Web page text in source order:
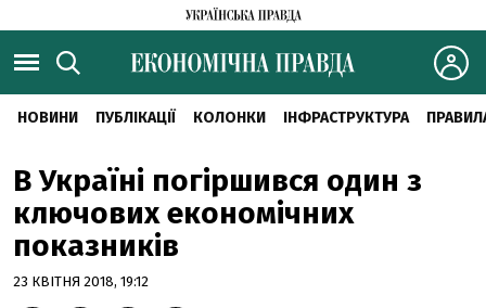
НОВИНИ ПУБЛІКАЦІЇ КОЛОНКИ ІНФРАСТРУКТУРА
В Україні погіршився один з
ключових економічних
показників
23 КВІТНЯ 2018, 19:12